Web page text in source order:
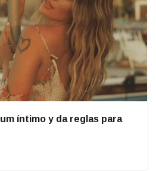
íntimo y da reglas para